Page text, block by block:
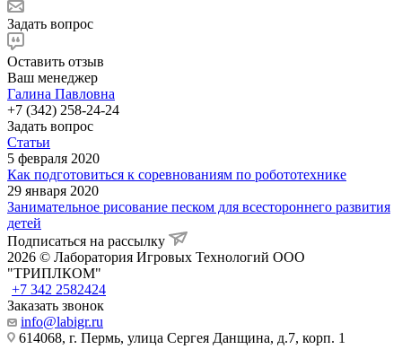
Задать вопрос
Оставить отзыв
Ваш менеджер
Галина Павловна
+7 (342) 258-24-24
Задать вопрос
Статьи
5 февраля 2020
Как подготовиться к соревнованиям по робототехнике
29 января 2020
Занимательное рисование песком для всестороннего развития
детей
Подписаться на рассылку
2026 © Лаборатория Игровых Технологий ООО
"ТРИПЛКОМ"
+7 342 2582424
Заказать звонок
info@labigr.ru
614068, г. Пермь, улица Сергея Данщина, д.7, корп. 1